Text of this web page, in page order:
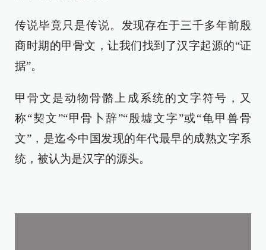
传说毕竟只是传说。发现存在于三千多年前殷
商时期的甲骨文，让我们找到了汉字起源的“证
据”。
甲骨文是动物骨骼上成系统的文字符号，又
称“契文”“甲骨卜辞”“殷墟文字”或“龟甲兽骨
文”，是迄今中国发现的年代最早的成熟文字系
统，被认为是汉字的源头。